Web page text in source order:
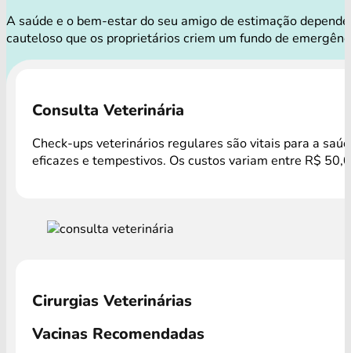
A saúde e o bem-estar do seu amigo de estimação
cauteloso que os proprietários criem um fundo de
Consulta Veterinária
Check-ups veterinários regulares são vitais para a
eficazes e tempestivos. Os custos variam entre R$
Cirurgias Veterinárias
Vacinas Recomendadas